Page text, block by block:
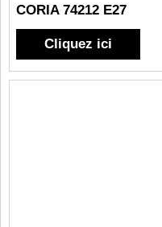
CORIA 74212 E27
Cliquez ici